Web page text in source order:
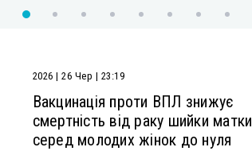
2026 | 26 Чер | 23:19
Вакцинація проти ВПЛ знижує
смертність від раку шийки матки
серед молодих жінок до нуля